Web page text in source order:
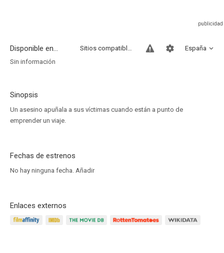
Disponible en... España
Sitios compatibles
Sin información
Sinopsis
Un asesino apuñala a sus víctimas cuando están a punto de
emprender un viaje.
Fechas de estrenos
No hay ninguna fecha. Añadir
Enlaces externos